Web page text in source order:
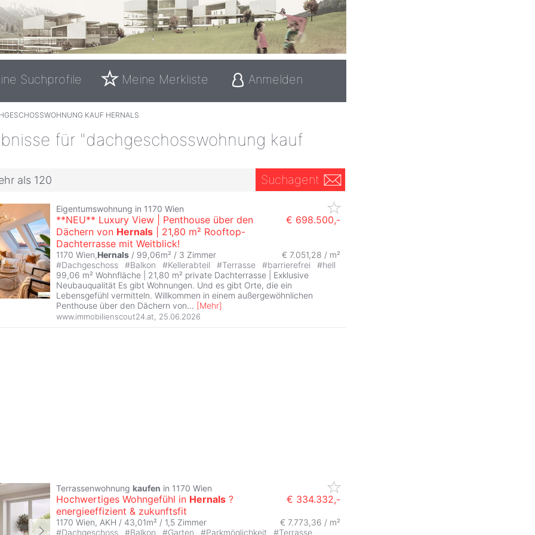
Suchprofile Meine Merkliste Anmelden
KAUF HERNALS
für "dachgeschosswohnung kauf
als 120 Suchagent
Eigentumswohnung in 1170 Wien
**NEU** Luxury View | Penthouse über den
Dächern von Hernals | 21,80 m² Rooftop-
Dachterrasse mit Weitblick!
€ 698.500,-
1170 Wien,Hernals / 99,06m² / 3 Zimmer
€ 7.051,28 / m²
#Dachgeschoss #Balkon #Kellerabteil #Terrasse #barrierefrei #hell
99,06 m² Wohnfläche | 21,80 m² private Dachterrasse | Exklusive
Neubauqualität Es gibt Wohnungen. Und es gibt Orte, die ein
Lebensgefühl vermitteln. Willkommen in einem außergewöhnlichen
Penthouse über den Dächern von... [Mehr]
www.immobilienscout24.at 25.06.2026
Terrassenwohnung kaufen in 1170 Wien
Hochwertiges Wohngefühl in Hernals ?
energieeffizient & zukunftsfit
€ 334.332,-
1170 Wien, AKH / 43,01m² / 1,5 Zimmer € 7.773,36 / m²
#Dachgeschoss #Balkon #Garten #Parkmöglichkeit #Terrasse